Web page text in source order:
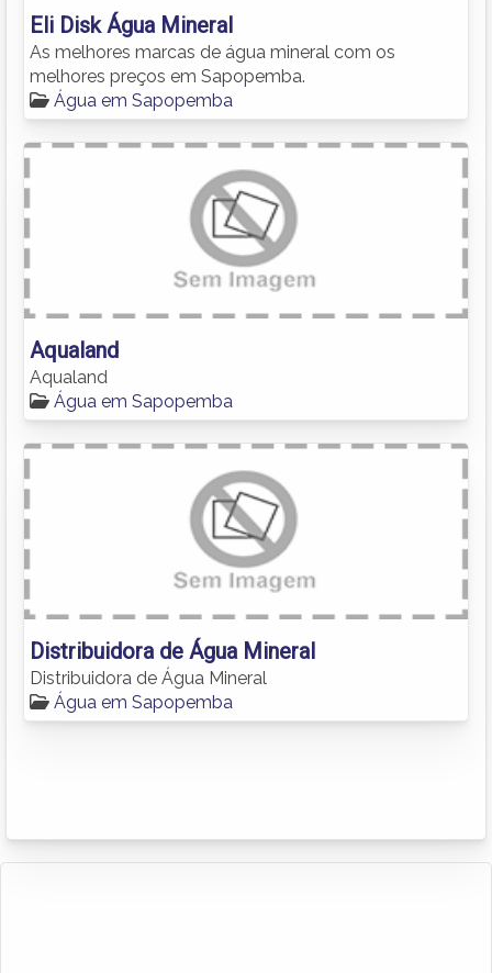
Eli Disk Água Mineral
As melhores marcas de água mineral com os
melhores preços em Sapopemba.
Água em Sapopemba
Aqualand
Aqualand
Água em Sapopemba
Distribuidora de Água Mineral
Distribuidora de Água Mineral
Água em Sapopemba